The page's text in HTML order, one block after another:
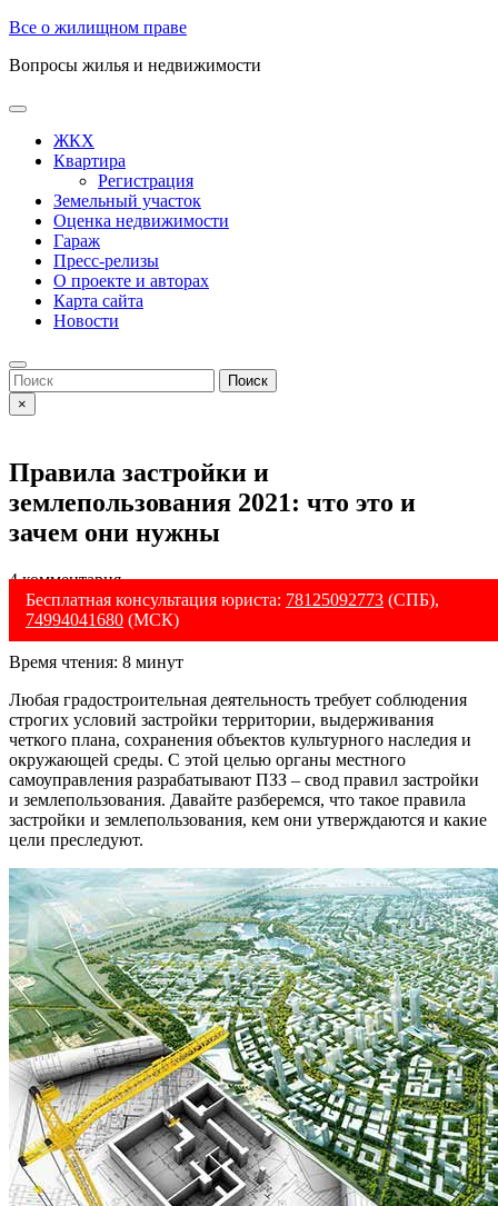
Skip
content
Все о жилищном праве
Вопросы жилья и недвижимости
Open
ButtonЖКХ
Квартира
Регистрация
Земельный участок
Оценка недвижимости
Гараж
Пресс-релизы
О проекте и авторах
Карта сайта
Новости
Close
Button
Search
for:
×
Правила застройки и
землепользования 2021: что это и
зачем они нужны
4 комментария
Бесплатная консультация юриста: 78125092773 (СПБ),
74994041680 (МСК)
Время чтения: 8 минут
Любая градостроительная деятельность требует соблюдения
строгих условий застройки территории, выдерживания
четкого плана, сохранения объектов культурного наследия и
окружающей среды. С этой целью органы местного
самоуправления разрабатывают ПЗЗ – свод правил застройки
и землепользования. Давайте разберемся, что такое правила
застройки и землепользования, кем они утверждаются и какие
цели преследуют.